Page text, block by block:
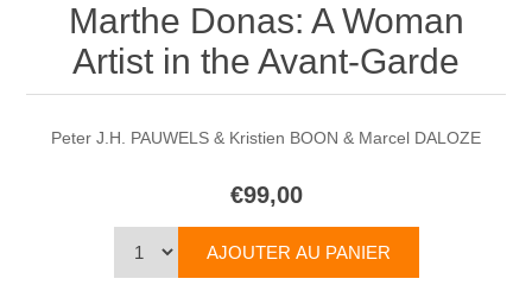
Marthe Donas: A Woman
Artist in the Avant-Garde
Peter J.H. PAUWELS & Kristien BOON & Marcel DALOZE
€99,00